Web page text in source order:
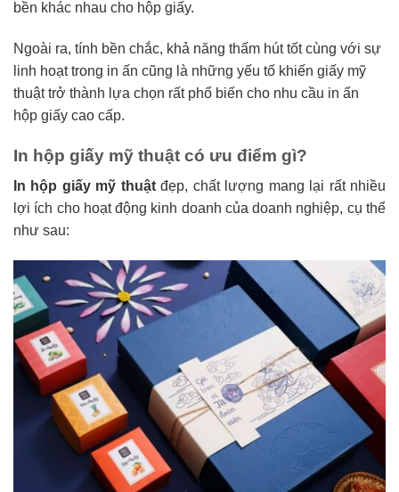
bền khác nhau cho hộp giấy.
Ngoài ra, tính bền chắc, khả năng thấm hút tốt cùng với sự
linh hoạt trong in ấn cũng là những yếu tố khiến giấy mỹ
thuật trở thành lựa chọn rất phổ biến cho nhu cầu in ấn
hộp giấy cao cấp.
In hộp giấy mỹ thuật có ưu điểm gì?
In hộp giấy mỹ thuậtđẹp, chất lượng mang lại rất nhiều
lợi ích cho hoạt động kinh doanh của doanh nghiệp, cụ thể
như sau: